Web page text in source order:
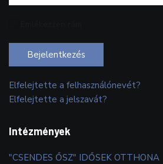
Bejelentkezés
Elfelejtette a felhasználónevét?
Elfelejtette a jelszavát?
Intézmények
"CSENDES ŐSZ" IDŐSEK OTTHONA